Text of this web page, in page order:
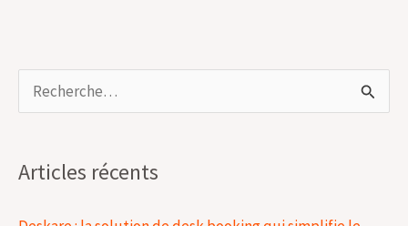
e
h
Articles récents